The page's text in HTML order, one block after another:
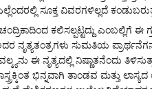
ಸೂಕ್ತ ವಿವರಗಳಿಲ್ಲದೆ
ಕಲಿಸಲ್ಪಟ್ಟದ್ದು ಎಂಬಲ್ಲಿಗೆ ಈ
ನೃತ್ಯತಂತ್ರಗಳು ಸುಮತಿಯ
ಈ ನೃತ್ಯದಲ್ಲಿ ನಿಷ್ಣಾತನೆಂದು
ಭಿನ್ನವಾಗಿ ತಾಂಡವ ಮತ್ತು